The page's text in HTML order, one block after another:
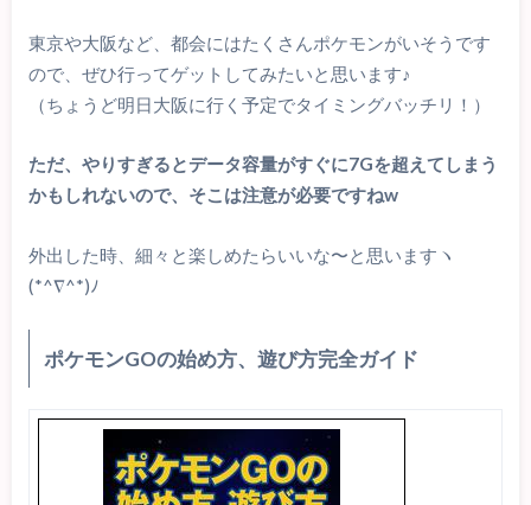
東京や大阪など、都会にはたくさんポケモンがいそうです
ので、ぜひ行ってゲットしてみたいと思います♪
（ちょうど明日大阪に行く予定でタイミングバッチリ！）
ただ、やりすぎるとデータ容量がすぐに7Gを超えてしまう
かもしれないので、そこは注意が必要ですねw
外出した時、細々と楽しめたらいいな〜と思いますヽ
(*^∇^*)ﾉ
ポケモンGOの始め方、遊び方完全ガイド